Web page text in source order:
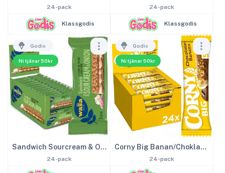
24-pack
Klassgodis
24-pack
Klassgodis
Ni tjänar 50kr
Godis
Sandwich Sourcream & Onion
24-pack
Ni tjänar 50kr
Godis
Corny Big Banan/Choklad 50g
24-pack